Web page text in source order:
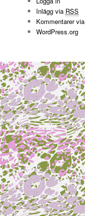
Inlägg via RSS
Kommentarer via
WordPress.org